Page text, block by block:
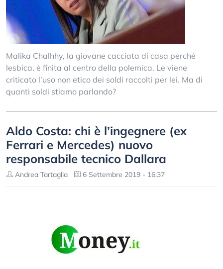
Malika Chalhhy, la giovane cacciata di casa perché
lesbica, è finita al centro della polemica. Le viene
criticato l’uso non etico dei soldi raccolti per lei. Ma di
quanti soldi stiamo parlando?
Aldo Costa: chi è l’ingegnere (ex
Ferrari e Mercedes) nuovo
responsabile tecnico Dallara
Andrea Tartaglia 6 Settembre 2019 - 16:37